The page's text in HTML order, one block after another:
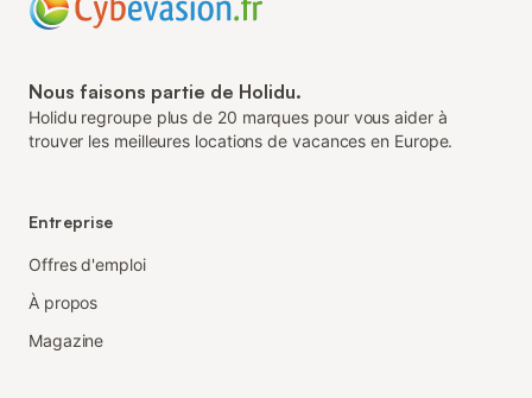
Nous faisons partie de Holidu.
Holidu regroupe plus de 20 marques pour vous aider à
trouver les meilleures locations de vacances en Europe.
Entreprise
Offres d'emploi
À propos
Magazine